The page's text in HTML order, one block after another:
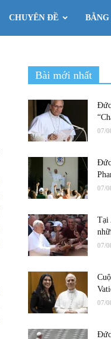
CHUYÊN ĐỀ
Bài mới nhất
07/
07/
Tại
07/
07/